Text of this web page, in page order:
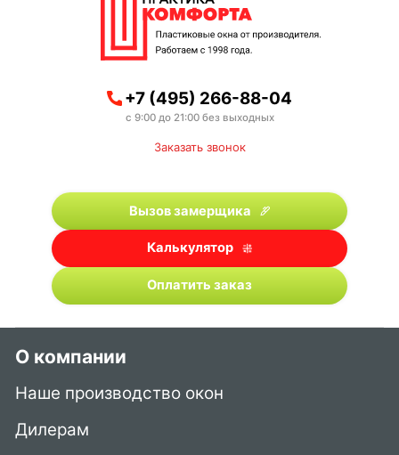
+7 (495) 266-88-04
с 9:00 до 21:00 без выходных
Заказать звонок
Вызов замерщика
Калькулятор
Оплатить заказ
О компании
Наше производство окон
Дилерам